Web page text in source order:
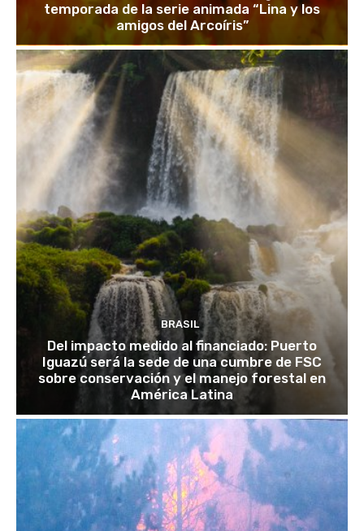
temporada de la serie animada “Lina y los
amigos del Arcoíris”
BRASIL
Del impacto medido al financiado: Puerto
Iguazú será la sede de una cumbre de FSC
sobre conservación y el manejo forestal en
América Latina